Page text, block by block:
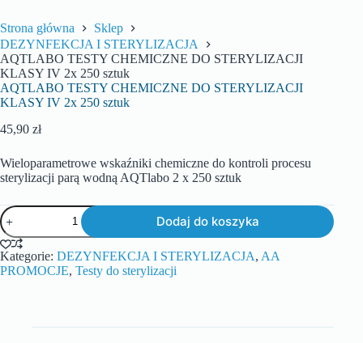
Strona główna
Sklep
DEZYNFEKCJA I STERYLIZACJA
AQTLABO TESTY CHEMICZNE DO STERYLIZACJI
KLASY IV 2x 250 sztuk
AQTLABO TESTY CHEMICZNE DO STERYLIZACJI
KLASY IV 2x 250 sztuk
45,90 zł
Wieloparametrowe wskaźniki chemiczne do kontroli procesu
sterylizacji parą wodną AQTlabo 2 x 250 sztuk
Dodaj do koszyka
Kategorie: DEZYNFEKCJA I STERYLIZACJA, AA
PROMOCJE, Testy do sterylizacji